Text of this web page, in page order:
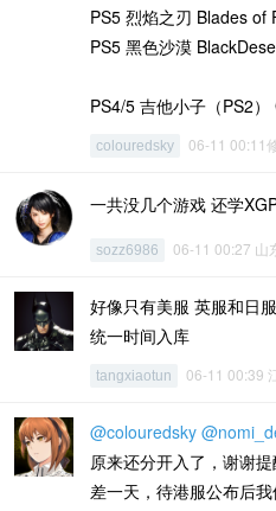
PS5 烈焰之刃 Blades of
PS5 黑色沙漠
PS4/5 吉他小子（PS2
colouredsky 06-11 00:11
一共没几个游戏 还学
sozz6986 06-11 00:27 山
好像只有美服 英服和日
统一时间入库
tangxiaotun 06-11 00:39
@colouredsky
原来还分开入了，谢谢
差一天，待港服公布后我